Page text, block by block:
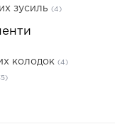
зусиль (4)
колодок (4)